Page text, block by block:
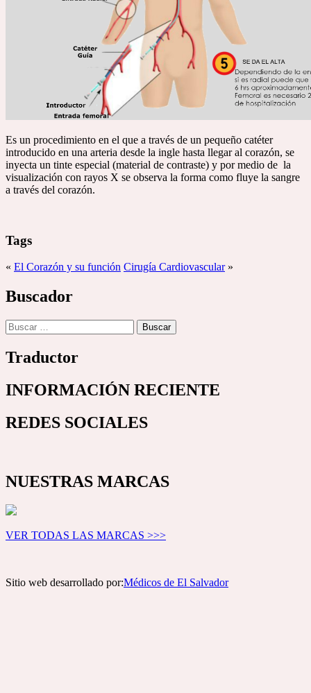
Es un procedimiento en el que a través de un pequeño catéter
introducido en una arteria desde la ingle hasta llegar al corazón, se
inyecta un tinte especial (material de contraste) y por medio de la
visualización con rayos X se observa la forma como fluye la sangre
a través del corazón.
Tags
« El Corazón y su función Cirugía Cardiovascular»
Buscador
Buscar:
Traductor
INFORMACIÓN RECIENTE
REDES SOCIALES
NUESTRAS MARCAS
VER TODAS LAS MARCAS >>>
Sitio web desarrollado por:Médicos de El Salvador